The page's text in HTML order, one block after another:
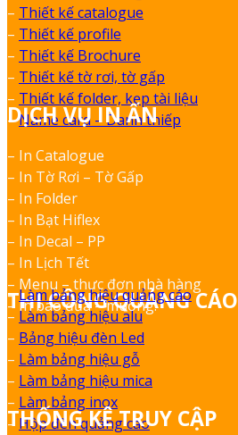
– Thiết kế catalogue
– Thiết kế profile
– Thiết kế Brochure
– Thiết kế tờ rơi, tờ gấp
– Thiết kế folder, kẹp tài liệu
–Name card – Danh thiếp
DỊCH VỤ IN ẤN
– In Catalogue
– In Tờ Rơi – Tờ Gấp
– In Folder
– In Bạt Hiflex
– In Decal – PP
– In Lịch Tết
– Menu – thực đơn nhà hàng
– In bao đũa – muỗng.
THI CÔNG QUẢNG CÁO
–Làm bảng hiệu quảng cáo
– Làm bảng hiệu alu
– Bảng hiệu đèn Led
– Làm bảng hiệu gỗ
– Làm bảng hiệu mica
– Làm bảng inox
– Hộp đèn quảng cáo
THỐNG KÊ TRUY CẬP